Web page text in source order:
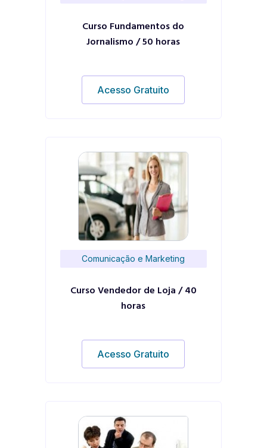
Curso Fundamentos do
Jornalismo / 50 horas
Acesso Gratuito
Comunicação e Marketing
Curso Vendedor de Loja / 40
horas
Acesso Gratuito